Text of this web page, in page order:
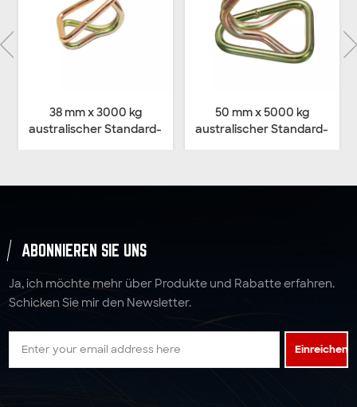
38 mm x 3000 kg
australischer Standard-
50 mm x 5000 kg
australischer Standard-
ABONNIEREN SIE UNS
Ja, ich möchte mehr über Produkte und Rabatte erfahren.
Schicken Sie mir den Newsletter.
Einreichen